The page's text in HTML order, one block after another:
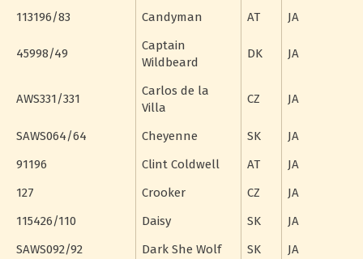
113196/83
Candyman AT JA
45998/49
Captain
Wildbeard
DK JA
AWS331/331
Carlos de la
Villa
CZ JA
SAWS064/64 Cheyenne SK
JA
91196
Clint Coldwell AT
JA
127
Crooker CZ
JA
115426/110
Daisy SK
JA
SAWS092/92
Dark She Wolf SK
JA